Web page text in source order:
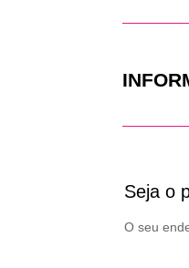
Seja o
O seu